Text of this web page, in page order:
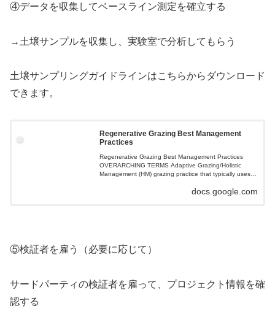
④データを収集してベースライン測定を確立する
→土壌サンプルを収集し、実験室で分析してもらう
土壌サンプリングガイドラインはこちらからダウンロード
できます。
Regenerative Grazing Best Management
Practices
Regenerative Grazing Best Management Practices
OVERARCHING TERMS Adaptive Grazing/Holistic
Management (HM) grazing practice that typically uses
docs.google.com
⑤検証者を雇う（必要に応じて）
サードパーティの検証者を雇って、プロジェクト情報を確
認する